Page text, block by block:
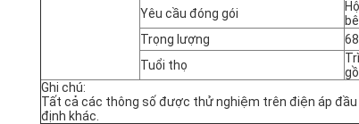
Yêu cầu đóng gói
Trọng lượng
Tuổi thọ
Ghi chú:
Tất cả các thông số được thử nghiệm trên điện áp
định khác.